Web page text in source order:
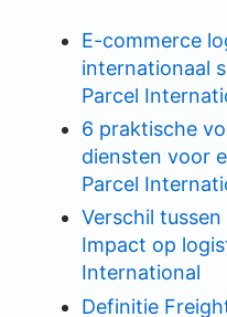
E-commerce
internationaal
Parcel
6 praktische
diensten voor
Parcel
Verschil
Impact op
International
Definitie